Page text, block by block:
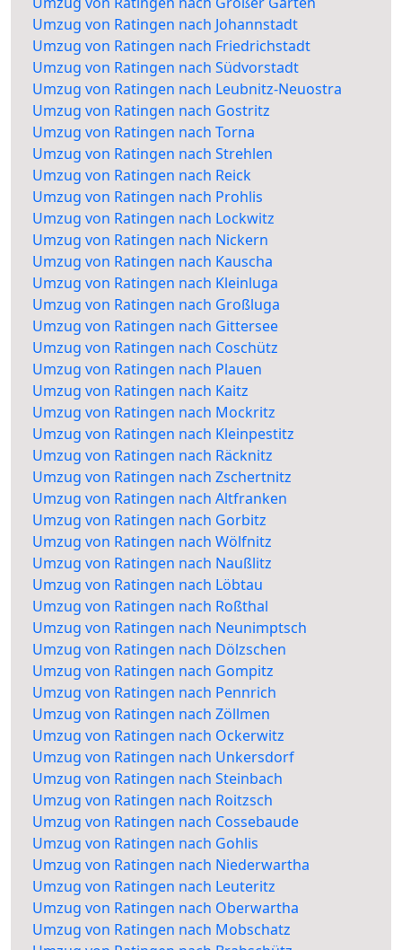
Umzug von Ratingen nach Johannstadt
Umzug von Ratingen nach Friedrichstadt
Umzug von Ratingen nach Südvorstadt
Umzug von Ratingen nach Leubnitz-Neuostra
Umzug von Ratingen nach Gostritz
Umzug von Ratingen nach Torna
Umzug von Ratingen nach Strehlen
Umzug von Ratingen nach Reick
Umzug von Ratingen nach Prohlis
Umzug von Ratingen nach Lockwitz
Umzug von Ratingen nach Nickern
Umzug von Ratingen nach Kauscha
Umzug von Ratingen nach Kleinluga
Umzug von Ratingen nach Großluga
Umzug von Ratingen nach Gittersee
Umzug von Ratingen nach Coschütz
Umzug von Ratingen nach Plauen
Umzug von Ratingen nach Kaitz
Umzug von Ratingen nach Mockritz
Umzug von Ratingen nach Kleinpestitz
Umzug von Ratingen nach Räcknitz
Umzug von Ratingen nach Zschertnitz
Umzug von Ratingen nach Altfranken
Umzug von Ratingen nach Gorbitz
Umzug von Ratingen nach Wölfnitz
Umzug von Ratingen nach Naußlitz
Umzug von Ratingen nach Löbtau
Umzug von Ratingen nach Roßthal
Umzug von Ratingen nach Neunimptsch
Umzug von Ratingen nach Dölzschen
Umzug von Ratingen nach Gompitz
Umzug von Ratingen nach Pennrich
Umzug von Ratingen nach Zöllmen
Umzug von Ratingen nach Ockerwitz
Umzug von Ratingen nach Unkersdorf
Umzug von Ratingen nach Steinbach
Umzug von Ratingen nach Roitzsch
Umzug von Ratingen nach Cossebaude
Umzug von Ratingen nach Gohlis
Umzug von Ratingen nach Niederwartha
Umzug von Ratingen nach Leuteritz
Umzug von Ratingen nach Oberwartha
Umzug von Ratingen nach Mobschatz